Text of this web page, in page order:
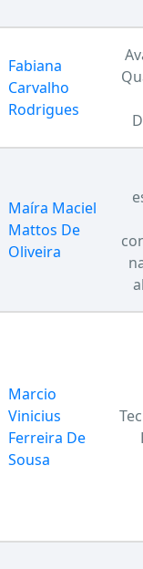
Fabiana
Carvalho
Rodrigues
Maíra Maciel
Mattos De
Oliveira
Marcio
Vinicius
Ferreira De
Sousa